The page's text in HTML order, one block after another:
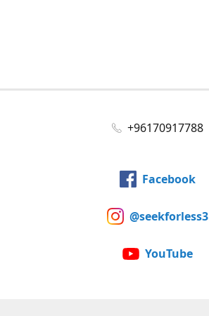
+96170917788
Facebook
@seekforless3
YouTube